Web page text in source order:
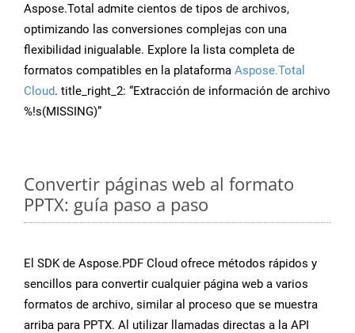
Aspose.Total admite cientos de tipos de archivos,
optimizando las conversiones complejas con una
flexibilidad inigualable. Explore la lista completa de
formatos compatibles en la plataforma Aspose.Total
Cloud. title_right_2: “Extracción de información de archivo
%!s(MISSING)”
Convertir páginas web al formato
PPTX: guía paso a paso
El SDK de Aspose.PDF Cloud ofrece métodos rápidos y
sencillos para convertir cualquier página web a varios
formatos de archivo, similar al proceso que se muestra
arriba para PPTX. Al utilizar llamadas directas a la API